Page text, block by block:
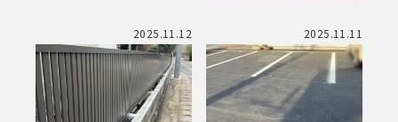
2025.11.12 2025.11.11